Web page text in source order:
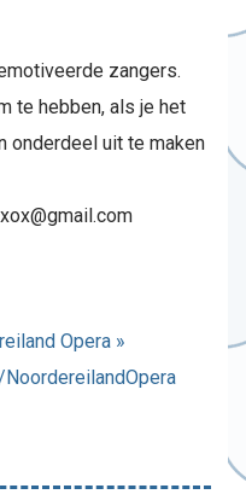
zangers.
te hebben, als je het
onderdeel uit te maken
Opera »